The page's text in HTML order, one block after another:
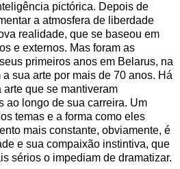
pictórica. Depois de
a atmosfera de liberdade
realidade, que se baseou em
e externos. Mas foram as
primeiros anos em Belarus, na
sua arte por mais de 70 anos. Há
que se mantiveram
ao longo de sua carreira. Um
temas e a forma como eles
mais constante, obviamente, é
e sua compaixão instintiva, que
sérios o impediam de dramatizar.